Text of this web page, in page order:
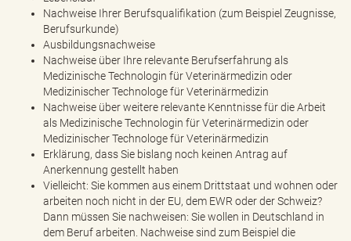
Nachweise Ihrer Berufsqualifikation (zum Beispiel Zeugnisse,
Berufsurkunde)
Ausbildungsnachweise
Nachweise über Ihre relevante Berufserfahrung als
Medizinische Technologin für Veterinärmedizin oder
Medizinischer Technologe für Veterinärmedizin
Nachweise über weitere relevante Kenntnisse für die Arbeit
als Medizinische Technologin für Veterinärmedizin oder
Medizinischer Technologe für Veterinärmedizin
Erklärung, dass Sie bislang noch keinen Antrag auf
Anerkennung gestellt haben
Vielleicht: Sie kommen aus einem Drittstaat und wohnen oder
arbeiten noch nicht in der EU, dem EWR oder der Schweiz?
Dann müssen Sie nachweisen: Sie wollen in Deutschland in
dem Beruf arbeiten. Nachweise sind zum Beispiel die